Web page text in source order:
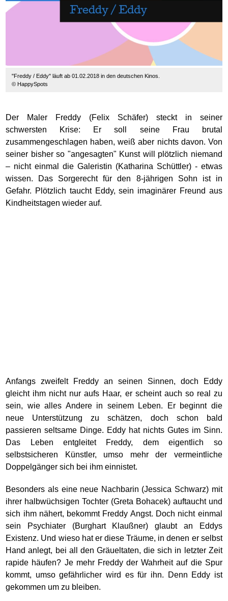
"Freddy / Eddy" läuft ab 01.02.2018 in den deutschen Kinos.
© HappySpots
Der Maler Freddy (Felix Schäfer) steckt in seiner
schwersten Krise: Er soll seine Frau brutal
zusammengeschlagen haben, weiß aber nichts davon. Von
seiner bisher so "angesagten" Kunst will plötzlich niemand
– nicht einmal die Galeristin (Katharina Schüttler) - etwas
wissen. Das Sorgerecht für den 8-jährigen Sohn ist in
Gefahr. Plötzlich taucht Eddy, sein imaginärer Freund aus
Kindheitstagen wieder auf.
Anfangs zweifelt Freddy an seinen Sinnen, doch Eddy
gleicht ihm nicht nur aufs Haar, er scheint auch so real zu
sein, wie alles Andere in seinem Leben. Er beginnt die
neue Unterstützung zu schätzen, doch schon bald
passieren seltsame Dinge. Eddy hat nichts Gutes im Sinn.
Das Leben entgleitet Freddy, dem eigentlich so
selbstsicheren Künstler, umso mehr der vermeintliche
Doppelgänger sich bei ihm einnistet.
Besonders als eine neue Nachbarin (Jessica Schwarz) mit
ihrer halbwüchsigen Tochter (Greta Bohacek) auftaucht und
sich ihm nähert, bekommt Freddy Angst. Doch nicht einmal
sein Psychiater (Burghart Klaußner) glaubt an Eddys
Existenz. Und wieso hat er diese Träume, in denen er selbst
Hand anlegt, bei all den Gräueltaten, die sich in letzter Zeit
rapide häufen? Je mehr Freddy der Wahrheit auf die Spur
kommt, umso gefährlicher wird es für ihn. Denn Eddy ist
gekommen um zu bleiben.